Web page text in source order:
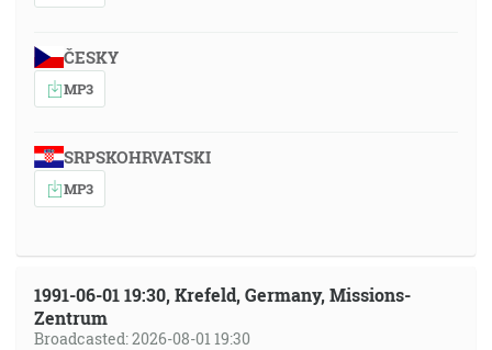
ČESKY
MP3
SRPSKOHRVATSKI
MP3
1991-06-01 19:30, Krefeld, Germany, Missions-
Zentrum
Broadcasted: 2026-08-01 19:30